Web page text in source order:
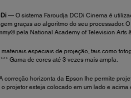
— O sistema Faroudja DCDi Cinema é
graças ao algoritmo do seu processador.
pela National Academy of Television Arts
especiais de projeção, tais como
Gama de cores até 3 vezes mais ampla.
horizonta da Epson lhe permite
projetor esteja colocado em um lado e